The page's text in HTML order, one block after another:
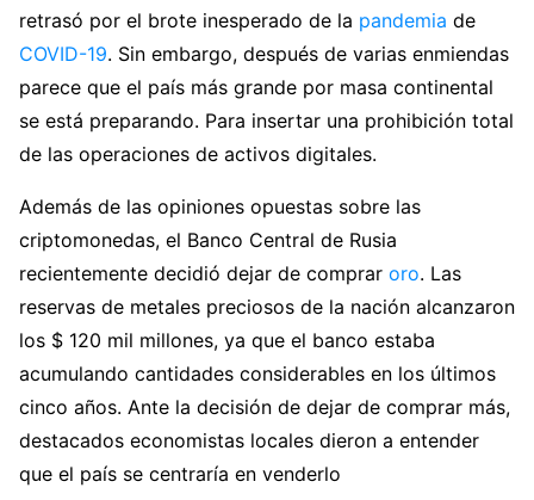
retrasó por el brote inesperado de la pandemia de
COVID-19. Sin embargo, después de varias enmiendas
parece que el país más grande por masa continental
se está preparando. Para insertar una prohibición total
de las operaciones de activos digitales.
Además de las opiniones opuestas sobre las
criptomonedas, el Banco Central de Rusia
recientemente decidió dejar de comprar oro. Las
reservas de metales preciosos de la nación alcanzaron
los $ 120 mil millones, ya que el banco estaba
acumulando cantidades considerables en los últimos
cinco años. Ante la decisión de dejar de comprar más,
destacados economistas locales dieron a entender
que el país se centraría en venderlo